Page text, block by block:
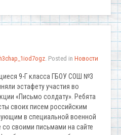
. Posted in Новости
9-Г класса ГБОУ СОШ №3
эстафету участия во
«Письмо солдату». Ребята
своих писем российским
в специальной военной
со своими письмами на сайте